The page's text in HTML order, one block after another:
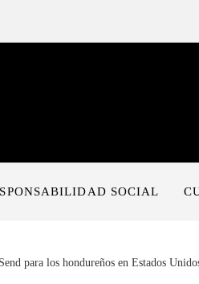
SOCIAL
para los hondureños en Estados